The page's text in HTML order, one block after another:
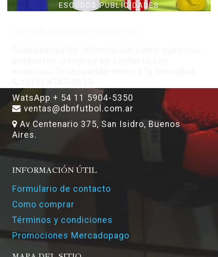
ESCUDOS PUBLICIDADES
WatsApp + 54 11 5904-5350
ventas@dbnfutbol.com.ar
Av Centenario 375, San Isidro, Buenos
Aires.
INFORMACIÓN ÚTIL
Formulario de contacto
Como comprar
Términos y condiciones
Promociones Mercadopago